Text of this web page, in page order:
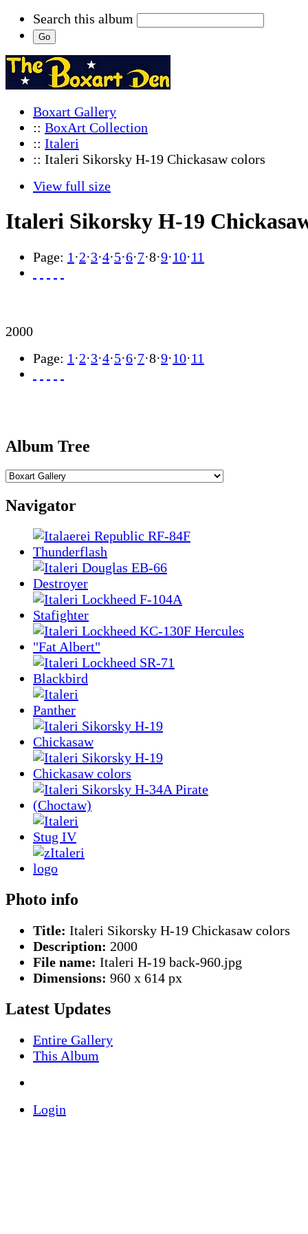
Search this album
Boxart Gallery
:: BoxArt Collection
:: Italeri
:: Italeri Sikorsky H-19 Chickasaw colors
View full size
Italeri Sikorsky H-19
Page: 1 ·2·3·4·5·6·7·8·9·10·11
2000
Page: 1 ·2·3·4·5·6·7·8·9·10·11
Album Tree
Navigator
Photo info
Title: Italeri Sikorsky H-19 Chickasaw colors
Description: 2000
File name: Italeri H-19 back-960.jpg
Dimensions: 960 x 614 px
Latest Updates
Entire Gallery
This Album
Login